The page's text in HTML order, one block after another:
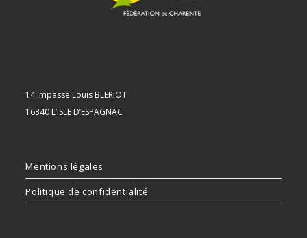
14 Impasse Louis BLERIOT
16340 L’ISLE D’ESPAGNAC
Mentions légales
Politique de confidentialité